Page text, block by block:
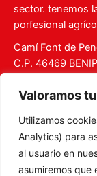
Valoramos
Utilizamos
Analytics) para
al usuario en
asumiremos que
sector. tenemos
porfesional
Camí Font de
C.P. 46469
Mi Cuenta
Carrito
Aviso legal